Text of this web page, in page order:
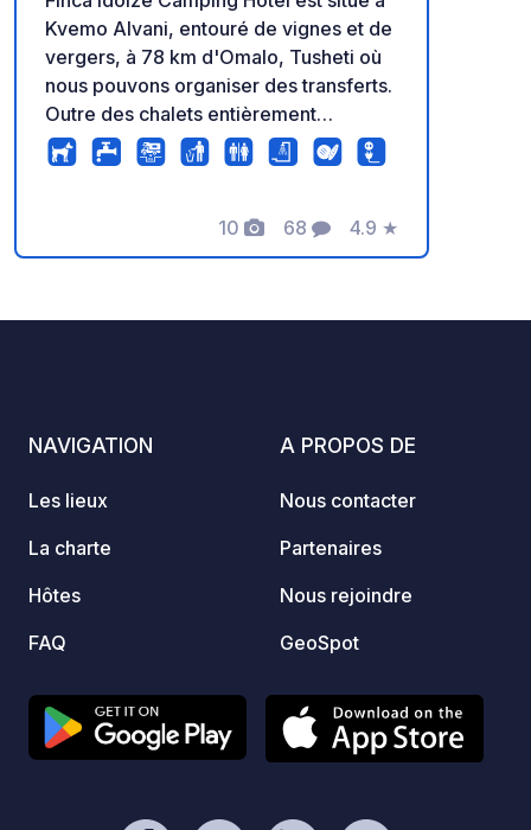
Kvemo Alvani, entouré de vignes et de
vergers, à 78 km d'Omalo, Tusheti où
nous pouvons organiser des transferts.
Outre des chalets entièrement
équipés, nous proposons un parking
pour camping-cars. Il y a une piscine,
buanderie et une cuisine.
10
Photos
68
Commentaires
4.9
Note
★
NAVIGATION
Les lieux
La charte
Hôtes
FAQ
A PROPOS DE
Nous contacter
Partenaires
Nous rejoindre
GeoSpot